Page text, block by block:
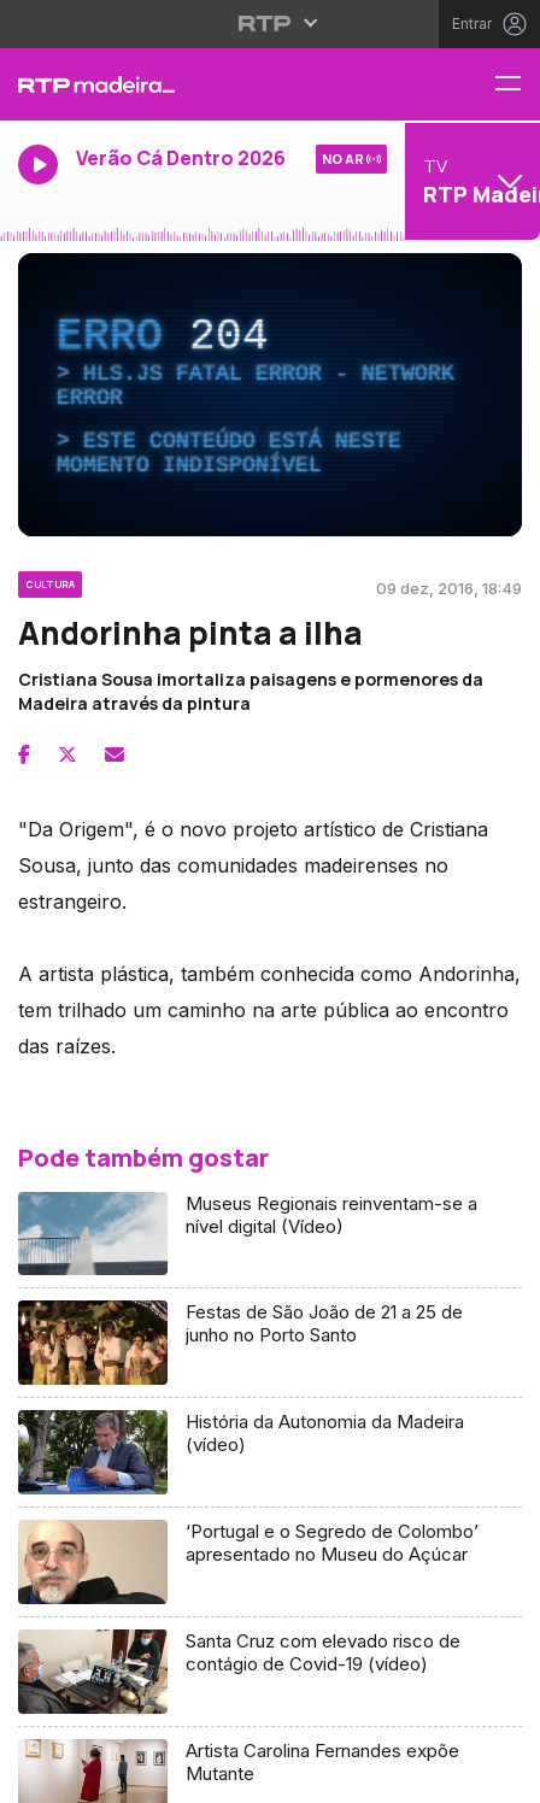
Entrar
Verão Cá Dentro 2026 NO AR TV
RTP
ERRO204
HLS.JS FATAL ERROR - NETWORK
ERROR
ESTE CONTEÚDO ESTÁ NESTE
MOMENTO INDISPONÍVEL
CULTURA 09 dez, 2016, 18:49
Andorinha pinta a ilha
Cristiana Sousa imortaliza paisagens e pormenores da
Madeira através da pintura
"Da Origem", é o novo projeto artístico de Cristiana
Sousa, junto das comunidades madeirenses no
estrangeiro.
A artista plástica, também conhecida como Andorinha,
tem trilhado um caminho na arte pública ao encontro
das raízes.
Pode também gostar
Museus Regionais reinventam-se a
nível digital (Vídeo)
Festas de São João de 21 a 25 de
junho no Porto Santo
História da Autonomia da Madeira
(vídeo)
‘Portugal e o Segredo de Colombo’
apresentado no Museu do Açúcar
Santa Cruz com elevado risco de
contágio de Covid-19 (vídeo)
Artista Carolina Fernandes expõe
Mutante